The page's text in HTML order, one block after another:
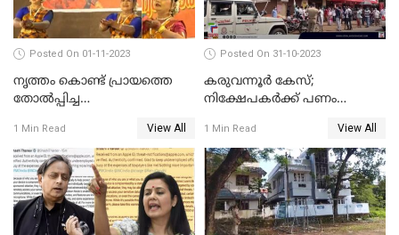
Posted On 01-11-2023
നൃത്തം കൊണ്ട് പ്രായത്തെ
തോല്‍പ്പിച്ച
അറുപത്തി ആറ്‌ അമ്മമാരുടെ
അരങ്ങേറ്റം
1 Min Read View All
Posted On 31-10-2023
കരുവന്നൂർ കേസ്;
നിക്ഷേപകർക്ക് പണം
നിബന്ധനകൾ അറിയാം
1 Min Read View All